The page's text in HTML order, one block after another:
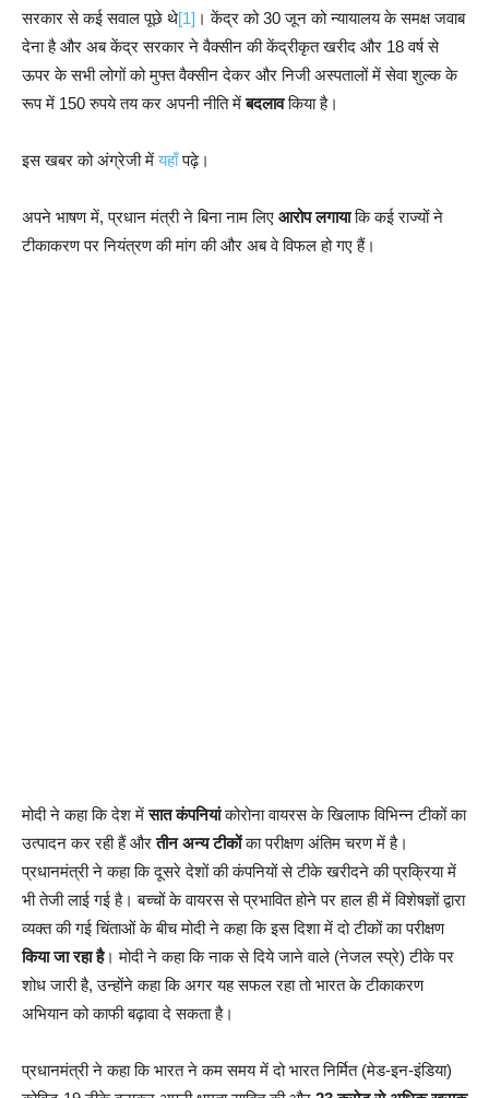
सरकार से कई सवाल पूछे थे[1] । केंद्र को 30 जून को न्यायालय के समक्ष जवाब
देना है और अब केंद्र सरकार ने वैक्सीन की केंद्रीकृत खरीद और 18 वर्ष से
ऊपर के सभी लोगों को मुफ्त वैक्सीन देकर और निजी अस्पतालों में सेवा शुल्क के
रूप में 150 रुपये तय कर अपनी नीति मेंबदलावकिया है।
इस खबर को अंग्रेजी मेंयहाँपढ़े।
अपने भाषण में, प्रधान मंत्री ने बिना नाम लिए आरोप लगायाकि कई राज्यों ने
टीकाकरण पर नियंत्रण की मांग की और अब वे विफल हो गए हैं।
मोदी ने कहा कि देश मेंसात कंपनियांकोरोना वायरस के खिलाफ विभिन्न टीकों का
उत्पादन कर रही हैं औरतीन अन्य टीकोंका परीक्षण अंतिम चरण में है।
प्रधानमंत्री ने कहा कि दूसरे देशों की कंपनियों से टीके खरीदने की प्रक्रिया में
भी तेजी लाई गई है। बच्चों के वायरस से प्रभावित होने पर हाल ही में विशेषज्ञों द्वारा
व्यक्त की गई चिंताओं के बीच मोदी ने कहा कि इस दिशा में दो टीकों का परीक्षण
किया जा रहा है। मोदी ने कहा कि नाक से दिये जाने वाले (नेजल स्प्रे) टीके पर
शोध जारी है, उन्होंने कहा कि अगर यह सफल रहा तो भारत के टीकाकरण
अभियान को काफी बढ़ावा दे सकता है।
प्रधानमंत्री ने कहा कि भारत ने कम समय में दो भारत निर्मित (मेड-इन-इंडिया)